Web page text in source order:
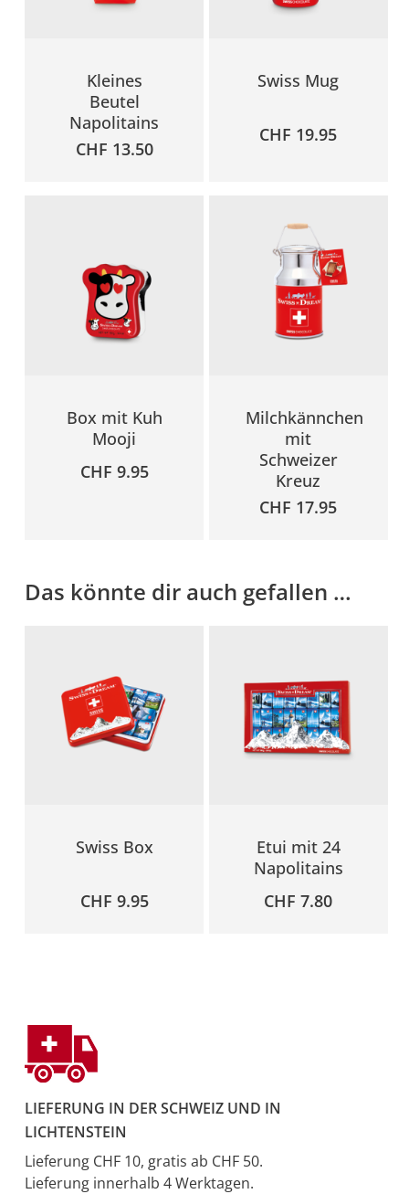
Kleines
Beutel
Napolitains
CHF 13.50
Swiss Mug
CHF 19.95
Box mit Kuh
Mooji
CHF 9.95
Milchkännchen
mit
Schweizer
Kreuz
CHF 17.95
Das könnte dir auch gefallen …
Swiss Box
CHF 9.95
Etui mit 24
Napolitains
CHF 7.80
LIEFERUNG IN DER SCHWEIZ UND IN
LICHTENSTEIN
Lieferung CHF 10, gratis ab CHF 50.
Lieferung innerhalb 4 Werktagen.